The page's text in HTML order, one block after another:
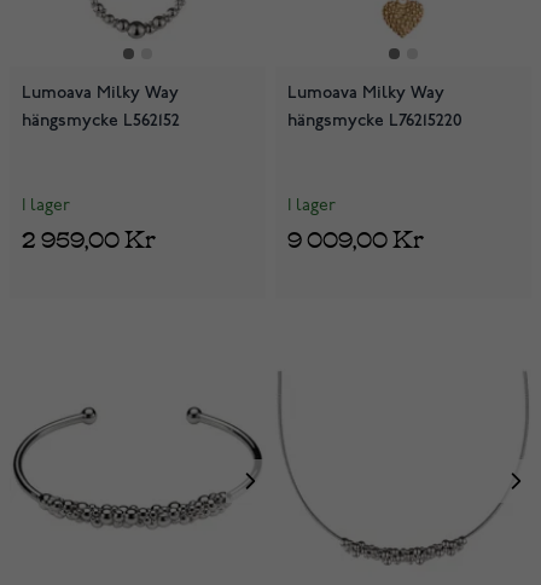
Lumoava Milky Way
hängsmycke L562152
I lager
2 959,00 Kr
Lumoava Milky Way
hängsmycke L76215220
I lager
9 009,00 Kr